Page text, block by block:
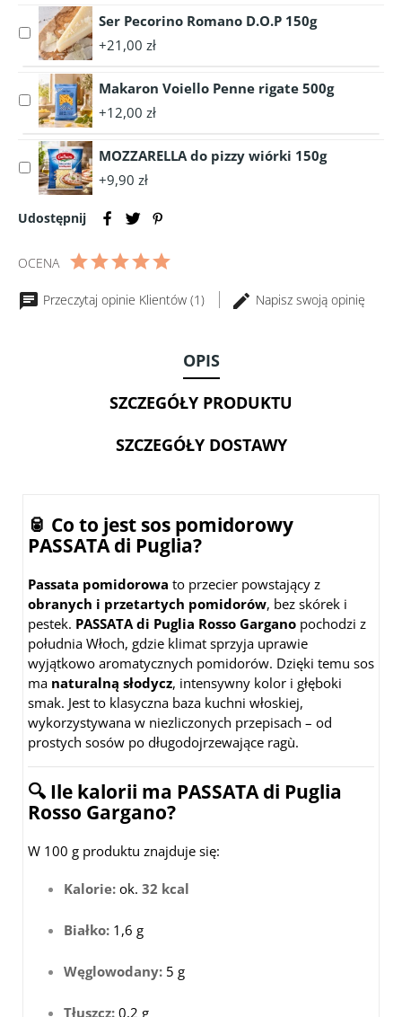
litr
Włochy
salami
Spianata
piccante
Sant
Orso
Pikantne
salami
piccante
Orso
Select
accessory
Pecorino
Romano
D.O.P
150g
Ser Pecorino Romano D.O.P 150g
+21,00 zł
Select
accessory
Makaron
Voiello
Penne
rigate
500g
Makaron Voiello Penne rigate 500g
+12,00 zł
Select
accessory
do
wiórki
MOZZARELLA do pizzy wiórki 150g
+9,90 zł
Udostępnij
OCENA
Przeczytaj opinie Klientów (1) Napisz swoją opinię
OPIS
SZCZEGÓŁY PRODUKTU
SZCZEGÓŁY DOSTAWY
🥫 Co to jest sos pomidorowy
PASSATA di Puglia?
Passata pomidorowa to przecier powstający z
obranych i przetartych pomidorów, bez skórek i
pestek. PASSATA di Puglia Rosso Gargano pochodzi z
południa Włoch, gdzie klimat sprzyja uprawie
wyjątkowo aromatycznych pomidorów. Dzięki temu sos
ma naturalną słodycz, intensywny kolor i głęboki
smak. Jest to klasyczna baza kuchni włoskiej,
wykorzystywana w niezliczonych przepisach – od
prostych sosów po długodojrzewające ragù.
🔍 Ile kalorii ma PASSATA di Puglia
Rosso Gargano?
W 100 g produktu znajduje się:
Kalorie: ok. 32 kcal
Białko: 1,6 g
Węglowodany: 5 g
Tłuszcz: 0,2 g